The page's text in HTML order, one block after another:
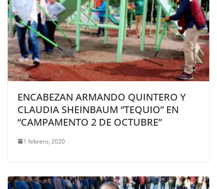
ENCABEZAN ARMANDO QUINTERO Y
CLAUDIA SHEINBAUM “TEQUIO” EN
“CAMPAMENTO 2 DE OCTUBRE”
1 febrero, 2020